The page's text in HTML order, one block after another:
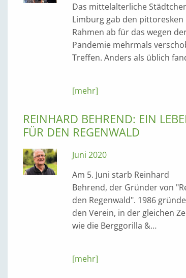
Das mittelalterliche
Limburg gab den pittoresken
Rahmen ab für das wegen
Pandemie mehrmals
Treffen. Anders als üblich
[mehr]
REINHARD BEHREND: EIN
FÜR DEN REGENWALD
Juni 2020
Am 5. Juni starb Reinhard
Behrend, der Gründer von
den Regenwald". 1986
den Verein, in der gleichen
wie die Berggorilla &…
[mehr]